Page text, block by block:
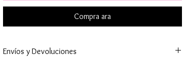
Compra ara
Envíos y Devoluciones